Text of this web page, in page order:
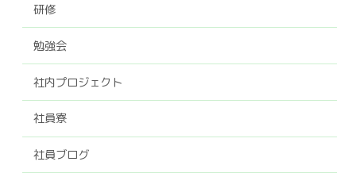
研修
勉強会
社内プロジェクト
社員寮
社員ブログ